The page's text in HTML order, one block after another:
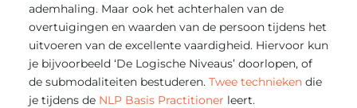
ademhaling. Maar ook het achterhalen van de
overtuigingen en waarden van de persoon tijdens het
uitvoeren van de excellente vaardigheid. Hiervoor kun
je bijvoorbeeld ‘De Logische Niveaus’ doorlopen, of
de submodaliteiten bestuderen. Twee technieken die
je tijdens de NLP Basis Practitioner leert.